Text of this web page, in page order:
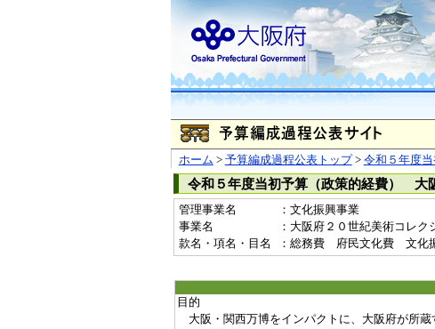
ホーム > 予算編成過程公表トップ> 令和５年度当
令和５年度当初予算（政策的経費） 大
管理事業名 ：文化振興事業
事業名
：大阪府２０世紀美術コレ
款名・項名・目名
：総務費 府民文化費 文化
目的
大阪・関西万博をインパクトに、大阪府が所蔵